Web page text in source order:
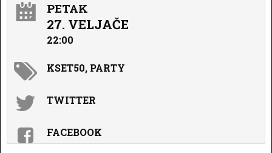
PETAK
27. VELJAČE
22:00
KSET50, PARTY
TWITTER
FACEBOOK